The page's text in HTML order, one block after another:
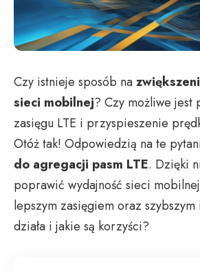
Czy istnieje sposób na
sieci mobilnej? Czy możliwe jest
zasięgu LTE i przyspieszenie
Otóż tak! Odpowiedzią na te
do agregacji pasm LTE. Dzięki
poprawić wydajność sieci
lepszym zasięgiem oraz
działa i jakie są korzyści?